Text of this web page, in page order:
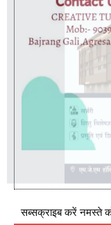
सब्सक्राइब करें नमस्ते